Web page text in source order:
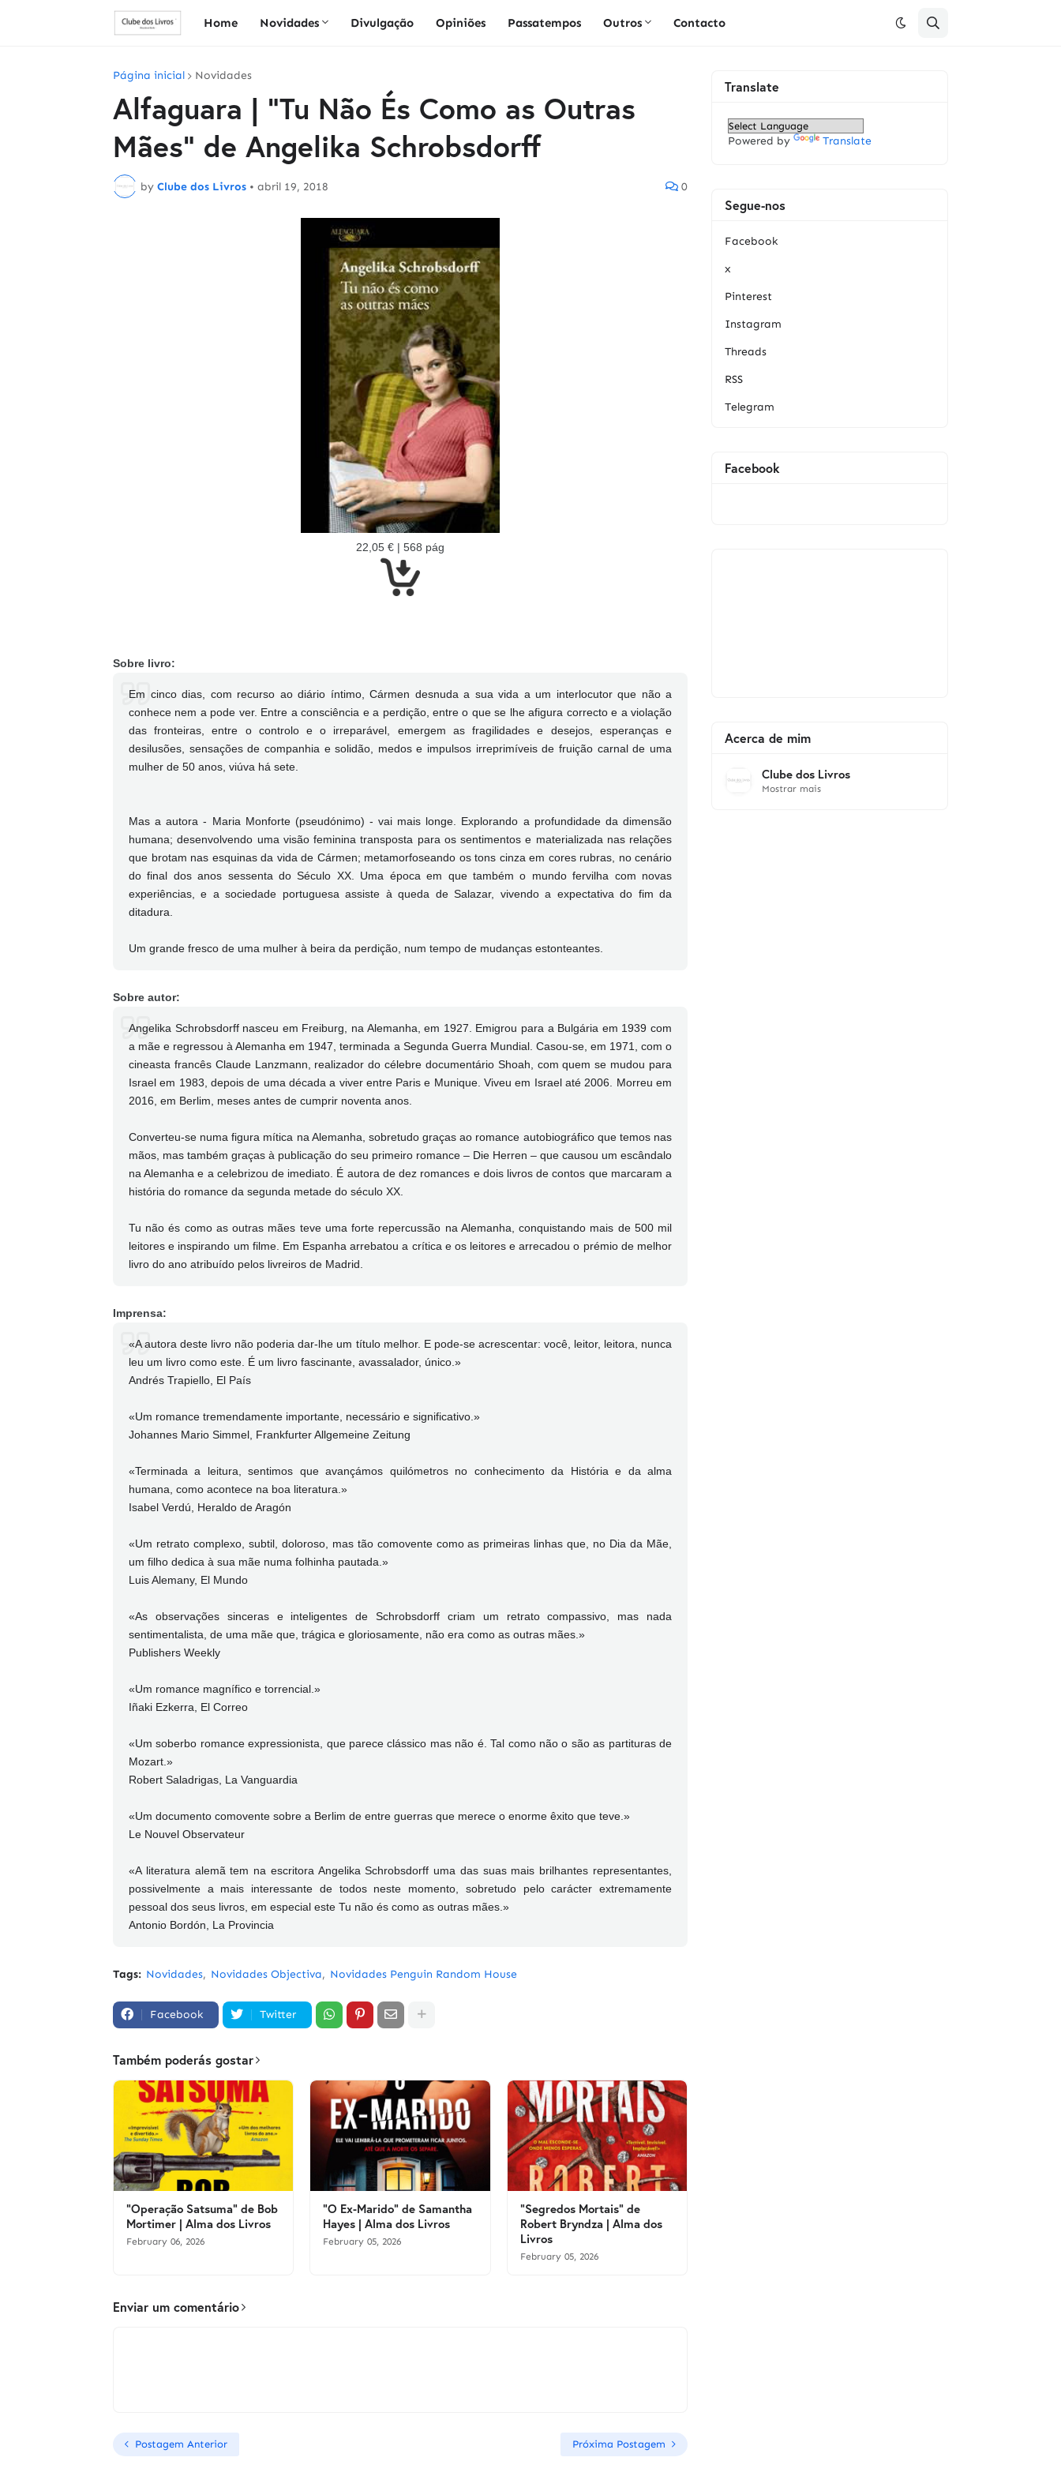
Home Novidades Divulgação Opiniões Passatempos Outros Contacto
Página inicial Novidades
Alfaguara | "Tu Não És Como as Outras
Mães" de Angelika Schrobsdorff
by Clube dos Livros • abril 19, 2018 0
22,05 € | 568 pág
Sobre livro:
Em cinco dias, com recurso ao diário íntimo, Cármen desnuda a sua vida a um interlocutor que não a
conhece nem a pode ver. Entre a consciência e a perdição, entre o que se lhe afigura correcto e a violação
das fronteiras, entre o controlo e o irreparável, emergem as fragilidades e desejos, esperanças e
desilusões, sensações de companhia e solidão, medos e impulsos irreprimíveis de fruição carnal de uma
mulher de 50 anos, viúva há sete.
Mas a autora - Maria Monforte (pseudónimo) - vai mais longe. Explorando a profundidade da dimensão
humana; desenvolvendo uma visão feminina transposta para os sentimentos e materializada nas relações
que brotam nas esquinas da vida de Cármen; metamorfoseando os tons cinza em cores rubras, no cenário
do final dos anos sessenta do Século XX. Uma época em que também o mundo fervilha com novas
experiências, e a sociedade portuguesa assiste à queda de Salazar, vivendo a expectativa do fim da
ditadura.
Um grande fresco de uma mulher à beira da perdição, num tempo de mudanças estonteantes.
Sobre autor:
Angelika Schrobsdorff nasceu em Freiburg, na Alemanha, em 1927. Emigrou para a Bulgária em 1939 com
a mãe e regressou à Alemanha em 1947, terminada a Segunda Guerra Mundial. Casou-se, em 1971, com o
cineasta francês Claude Lanzmann, realizador do célebre documentário Shoah, com quem se mudou para
Israel em 1983, depois de uma década a viver entre Paris e Munique. Viveu em Israel até 2006. Morreu em
2016, em Berlim, meses antes de cumprir noventa anos.
Converteu-se numa figura mítica na Alemanha, sobretudo graças ao romance autobiográfico que temos nas
mãos, mas também graças à publicação do seu primeiro romance – Die Herren – que causou um escândalo
na Alemanha e a celebrizou de imediato. É autora de dez romances e dois livros de contos que marcaram a
história do romance da segunda metade do século XX.
Tu não és como as outras mães teve uma forte repercussão na Alemanha, conquistando mais de 500 mil
leitores e inspirando um filme. Em Espanha arrebatou a crítica e os leitores e arrecadou o prémio de melhor
livro do ano atribuído pelos livreiros de Madrid.
Imprensa:
«A autora deste livro não poderia dar-lhe um título melhor. E pode-se acrescentar: você, leitor, leitora, nunca
leu um livro como este. É um livro fascinante, avassalador, único.»
Andrés Trapiello, El País
«Um romance tremendamente importante, necessário e significativo.»
Johannes Mario Simmel, Frankfurter Allgemeine Zeitung
«Terminada a leitura, sentimos que avançámos quilómetros no conhecimento da História e da alma
humana, como acontece na boa literatura.»
Isabel Verdú, Heraldo de Aragón
«Um retrato complexo, subtil, doloroso, mas tão comovente como as primeiras linhas que, no Dia da Mãe,
um filho dedica à sua mãe numa folhinha pautada.»
Luis Alemany, El Mundo
«As observações sinceras e inteligentes de Schrobsdorff criam um retrato compassivo, mas nada
sentimentalista, de uma mãe que, trágica e gloriosamente, não era como as outras mães.»
Publishers Weekly
«Um romance magnífico e torrencial.»
Iñaki Ezkerra, El Correo
«Um soberbo romance expressionista, que parece clássico mas não é. Tal como não o são as partituras de
Mozart.»
Robert Saladrigas, La Vanguardia
«Um documento comovente sobre a Berlim de entre guerras que merece o enorme êxito que teve.»
Le Nouvel Observateur
«A literatura alemã tem na escritora Angelika Schrobsdorff uma das suas mais brilhantes representantes,
possivelmente a mais interessante de todos neste momento, sobretudo pelo carácter extremamente
pessoal dos seus livros, em especial este Tu não és como as outras mães.»
Antonio Bordón, La Provincia
Tags: Novidades Novidades Objectiva Novidades Penguin Random House
Facebook Twitter
Também poderás gostar
"Operação Satsuma" de Bob
Mortimer | Alma dos Livros
February 06, 2026
"O Ex-Marido" de Samantha
Hayes | Alma dos Livros
February 05, 2026
"Segredos Mortais" de
Robert Bryndza | Alma dos
Livros
February 05, 2026
Enviar um comentário
Postagem Anterior Próxima Postagem
Translate
Powered by Translate
Segue-nos
Facebook
x
Pinterest
Instagram
Threads
RSS
Telegram
Facebook
Acerca de mim
Clube dos Livros
Mostrar mais